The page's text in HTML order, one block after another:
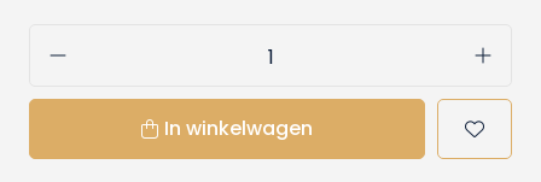
In winkelwagen